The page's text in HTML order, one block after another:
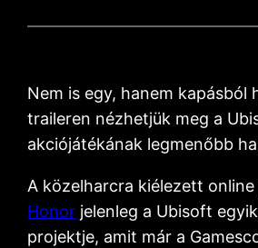
Nem is egy, hanem kapásból
traileren nézhetjük meg a
akciójátékának legmenőbb
A közelharcra kiélezett online
Honor jelenleg a Ubisoft
projektje, amit már a